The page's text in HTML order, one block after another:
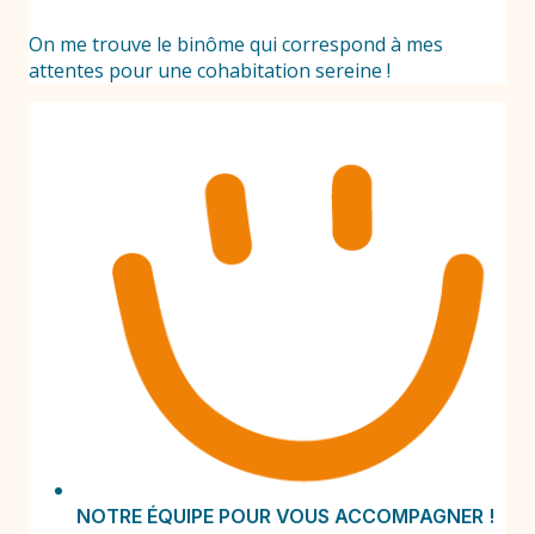
On me trouve le binôme qui correspond à mes
attentes pour une cohabitation sereine !
NOTRE ÉQUIPE POUR VOUS ACCOMPAGNER !